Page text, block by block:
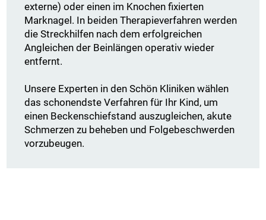
externe) oder einen im Knochen fixierten
Marknagel. In beiden Therapieverfahren werden
die Streckhilfen nach dem erfolgreichen
Angleichen der Beinlängen operativ wieder
entfernt.
Unsere Experten in den Schön Kliniken wählen
das schonendste Verfahren für Ihr Kind, um
einen Beckenschiefstand auszugleichen, akute
Schmerzen zu beheben und Folgebeschwerden
vorzubeugen.